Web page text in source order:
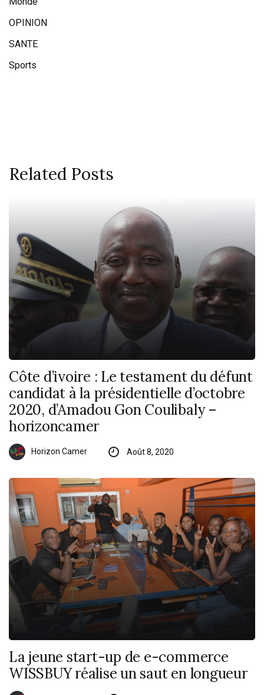
OPINION
SANTE
Sports
Related Posts
Côte d’ivoire : Le testament du défunt
candidat à la présidentielle d’octobre
2020, d’Amadou Gon Coulibaly –
horizoncamer
Horizon Camer Août 8, 2020
La jeune start-up de e-commerce
WISSBUY réalise un saut en longueur